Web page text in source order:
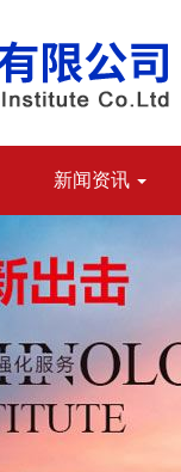
新闻资讯